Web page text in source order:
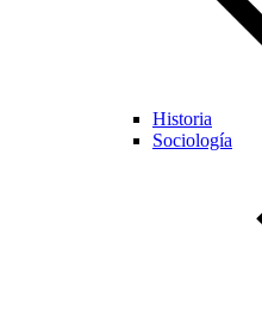
Historia
Sociología